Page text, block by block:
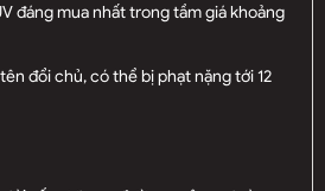
đáng mua nhất trong tầm giá khoảng
đổi chủ, có thể bị phạt nặng tới 12